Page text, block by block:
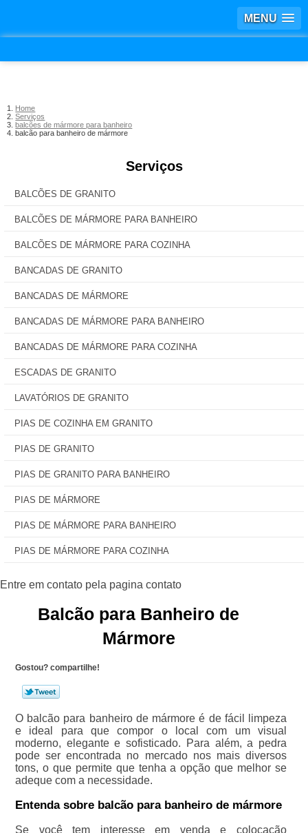
MENU
Home
Serviços
balcões de mármore para banheiro
balcão para banheiro de mármore
Serviços
BALCÕES DE GRANITO
BALCÕES DE MÁRMORE PARA BANHEIRO
BALCÕES DE MÁRMORE PARA COZINHA
BANCADAS DE GRANITO
BANCADAS DE MÁRMORE
BANCADAS DE MÁRMORE PARA BANHEIRO
BANCADAS DE MÁRMORE PARA COZINHA
ESCADAS DE GRANITO
LAVATÓRIOS DE GRANITO
PIAS DE COZINHA EM GRANITO
PIAS DE GRANITO
PIAS DE GRANITO PARA BANHEIRO
PIAS DE MÁRMORE
PIAS DE MÁRMORE PARA BANHEIRO
PIAS DE MÁRMORE PARA COZINHA
Balcão para Banheiro de
Mármore
Gostou? compartilhe!
O balcão para banheiro de mármore é de fácil limpeza
e ideal para que compor o local com um visual
moderno, elegante e sofisticado. Para além, a pedra
pode ser encontrada no mercado nos mais diversos
tons, o que permite que tenha a opção que melhor se
adeque com a necessidade.
Entenda sobre balcão para banheiro de mármore
Se você tem interesse em venda e colocação